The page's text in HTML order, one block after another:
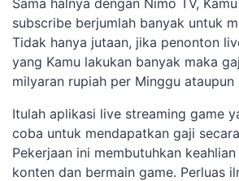
Sama halnya dengan Nimo TV,
subscribe berjumlah banyak untuk
Tidak hanya jutaan, jika penonton
yang Kamu lakukan banyak maka
milyaran rupiah per Minggu ataupun
Itulah aplikasi live streaming game
coba untuk mendapatkan gaji
Pekerjaan ini membutuhkan
konten dan bermain game. Perluas